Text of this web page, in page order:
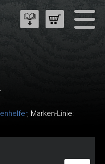
, Marken-Linie: